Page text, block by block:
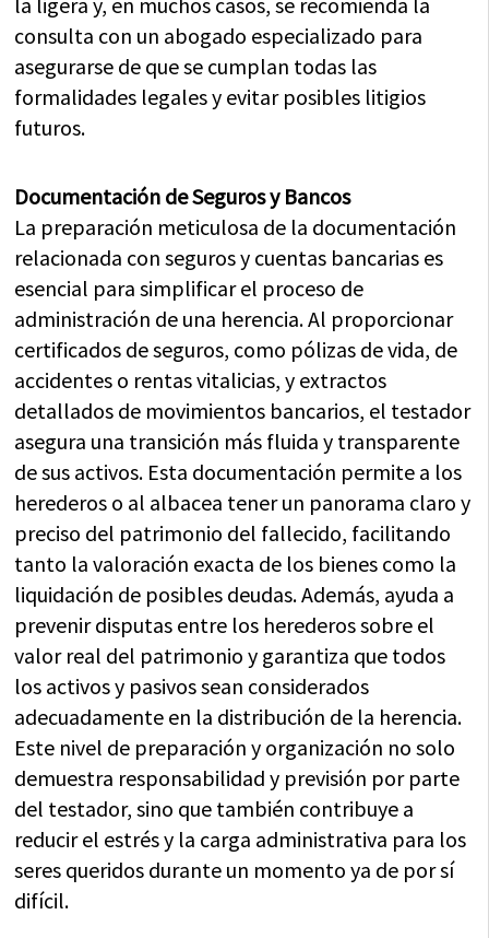
consulta con un abogado especializado para
asegurarse de que se cumplan todas las
formalidades legales y evitar posibles litigios
futuros.
Documentación de Seguros y Bancos
La preparación meticulosa de la documentación
relacionada con seguros y cuentas bancarias es
esencial para simplificar el proceso de
administración de una herencia. Al proporcionar
certificados de seguros, como pólizas de vida, de
accidentes o rentas vitalicias, y extractos
detallados de movimientos bancarios, el testador
asegura una transición más fluida y transparente
de sus activos. Esta documentación permite a los
herederos o al albacea tener un panorama claro y
preciso del patrimonio del fallecido, facilitando
tanto la valoración exacta de los bienes como la
liquidación de posibles deudas. Además, ayuda a
prevenir disputas entre los herederos sobre el
valor real del patrimonio y garantiza que todos
los activos y pasivos sean considerados
adecuadamente en la distribución de la herencia.
Este nivel de preparación y organización no solo
demuestra responsabilidad y previsión por parte
del testador, sino que también contribuye a
reducir el estrés y la carga administrativa para los
seres queridos durante un momento ya de por sí
difícil.